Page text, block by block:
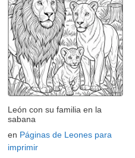
León con su familia en la
sabana
en Páginas de Leones para
imprimir